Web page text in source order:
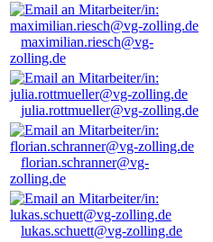
maximilian.riesch@vg-
zolling.de
julia.rottmueller@vg-zolling.de
florian.schranner@vg-
zolling.de
lukas.schuett@vg-zolling.de